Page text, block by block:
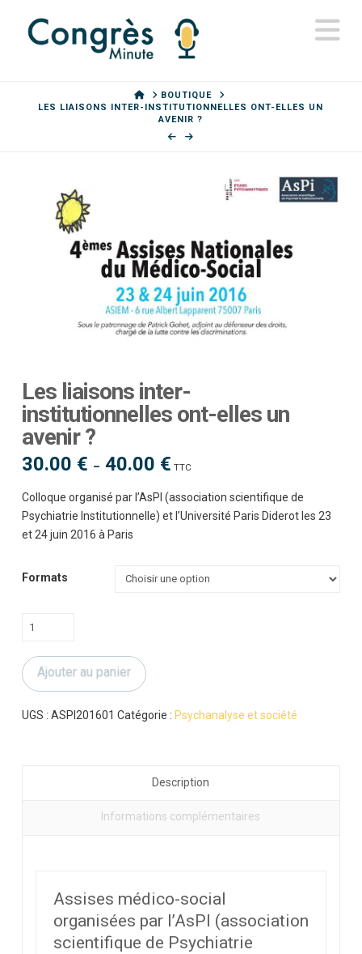
HOMEBOUTIQUE
LES LIAISONS INTER-INSTITUTIONNELLES ONT-ELLES UN
AVENIR ?
Les liaisons inter-
institutionnelles ont-elles un
avenir ?
30.00 € – 40.00 €Plage
de
30.00 €
à
40.00 €
TTC
Colloque organisé par l’AsPI (association scientifique de
Psychiatrie Institutionnelle) et l’Université Paris Diderot les 23
et 24 juin 2016 à Paris
Formats
quantité
Les
liaisons
inter-
institutionnelles
Ajouter au panier
UGS : ASPI201601 Catégorie : Psychanalyse et société
Description
Informations complémentaires
Assises médico-social
organisées par l’AsPI (association
scientifique de Psychiatrie